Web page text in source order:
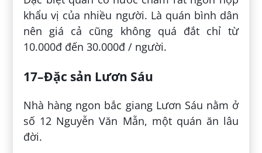
khẩu vị của nhiều người. Là quán bình dân
nên giá cả cũng không quá đắt chỉ từ
10.000đ đến 30.000đ / người.
17–Đặc sản Lươn Sáu
Nhà hàng ngon bắc giang Lươn Sáu nằm ở
số 12 Nguyễn Văn Mẫn, một quán ăn lâu
đời.